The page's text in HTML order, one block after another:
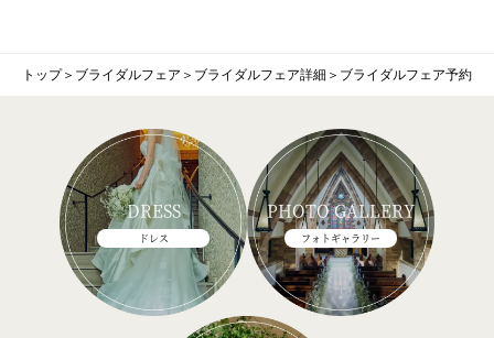
トップ＞ ブライダルフェア ＞ ブライダルフェア詳細 ＞ ブライダルフェア予約
DRESS
ドレス
PHOTO GALLERY
フォトギャラリー